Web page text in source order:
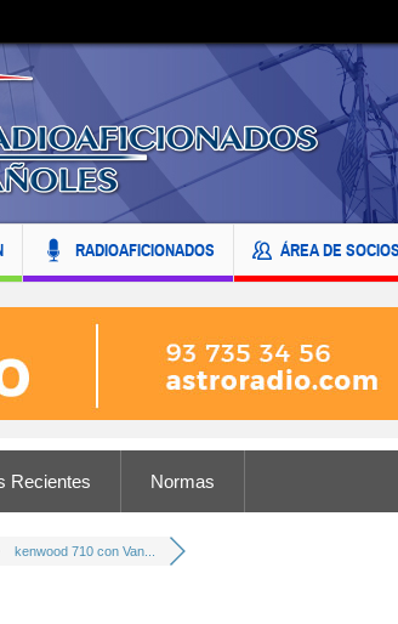
RADIOAFICIONADOS ÁREA DE SOCIOS
Recientes Normas
kenwood 710 con Van...